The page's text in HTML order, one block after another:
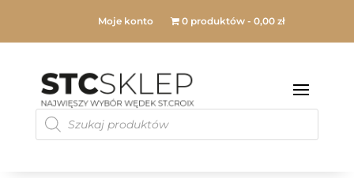
Moje konto 0 produktów 0,00 zł
Products
search